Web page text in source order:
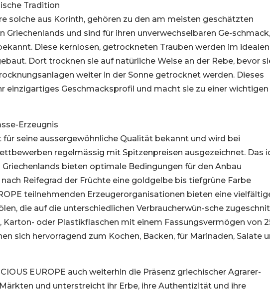
Tradition
solche aus Korinth, gehören zu den am meisten geschätzten
Griechenlands und sind für ihren unverwechselbaren Ge-
Diese kernlosen, getrockneten Trauben werden im idealen
Dort trocknen sie auf natürliche Weise an der Rebe, bevor
weiter in der Sonne getrocknet werden. Dieses
einzigartiges Geschmacksprofil und macht sie zu einer wichtigen
Erzeugnis
seine aussergewöhnliche Qualität bekannt und wird bei
regelmässig mit Spitzenpreisen ausgezeichnet. Das
bieten optimale Bedingungen für den Anbau
Reifegrad der Früchte eine goldgelbe bis tiefgrüne Farbe
teilnehmenden Erzeugerorganisationen bieten eine
die auf die unterschiedlichen Verbraucherwün-sche
Karton- oder Plastikflaschen mit einem Fassungsvermögen von
sich hervorragend zum Kochen, Backen, für Marinaden, Salate
EUROPE auch weiterhin die Präsenz griechischer Agrarer-
und unterstreicht ihr Erbe, ihre Authentizität und ihre